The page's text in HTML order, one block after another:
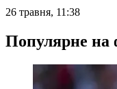
26 травня, 11:38
Популярне на